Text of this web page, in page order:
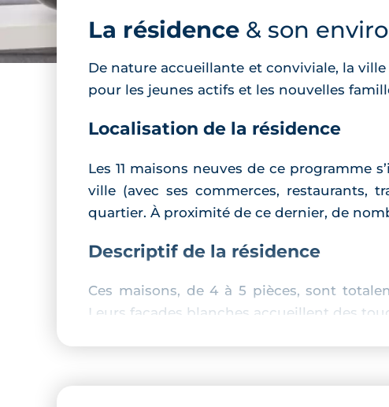
La résidence & son
De nature accueillante et conviviale, la
pour les jeunes actifs et les nouvelles
Localisation de la résidence
Les 11 maisons neuves de ce programme
ville (avec ses commerces, restaurants,
quartier. À proximité de ce dernier, de
Descriptif de la résidence
Ces maisons, de 4 à 5 pièces, sont
Leurs façades blanches accueillent des
Prestations du bien neuf